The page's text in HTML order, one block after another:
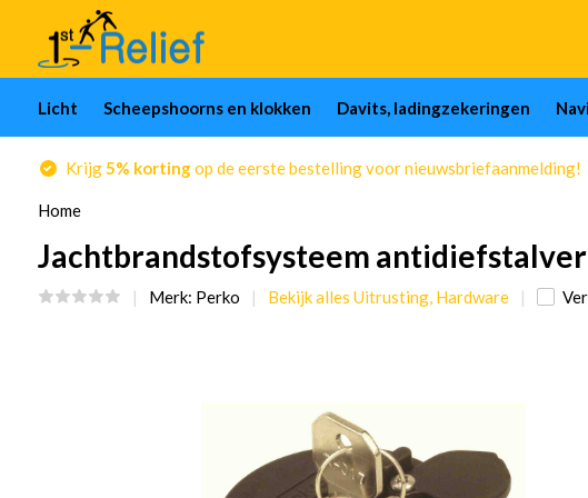
Licht Scheepshoorns en klokken Davits, ladingzekeringen
Krijg5% kortingop de eerste bestelling voor nieuwsbriefaanmelding!
Home
Jachtbrandstofsysteem
Merk: Perko Bekijk alles Uitrusting, Hardware